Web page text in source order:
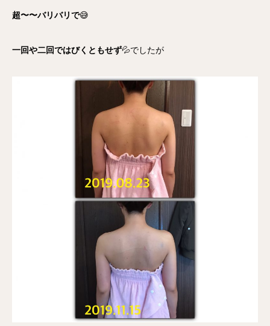
超〜〜バリバリで😅
一回や二回ではびくともせず💦でしたが